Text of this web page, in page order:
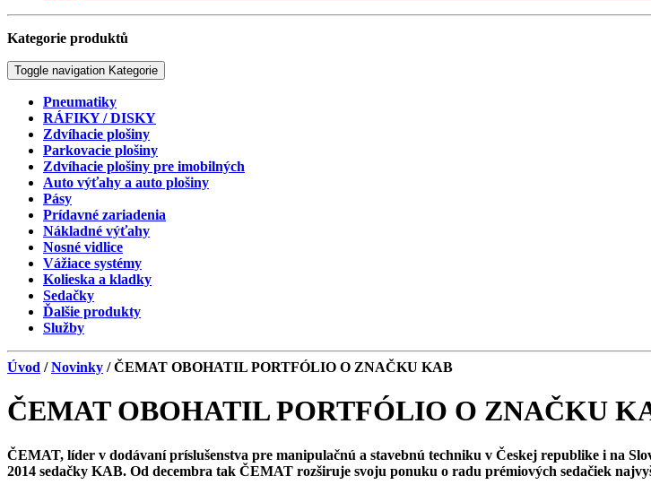
Kategorie produktů
Toggle navigation Kategorie
Pneumatiky
RÁFIKY / DISKY
Zdvíhacie plošiny
Parkovacie plošiny
Zdvíhacie plošiny pre imobilných
Auto výťahy a auto plošiny
Pásy
Prídavné zariadenia
Nákladné výťahy
Nosné vidlice
Vážiace systémy
Kolieska a kladky
Sedačky
Ďalšie produkty
Služby
Úvod /Novinky / ČEMAT OBOHATIL PORTFÓLIO O ZNAČKU KAB
ČEMAT OBOHATIL PORTFÓLIO O ZNAČKU
ČEMAT, líder v dodávaní príslušenstva pre manipulačnú a stavebnú techniku v Českej republike i na
2014 sedačky KAB. Od decembra tak ČEMAT rozširuje svoju ponuku o radu prémiových sedačiek